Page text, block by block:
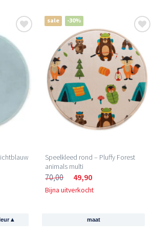
▴
sale -30%
Speelkleed rond – Pluffy Forest
animals multi
70,00 49,90
Bijna uitverkocht
maat